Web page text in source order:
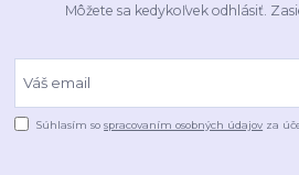
Môžete sa kedykoľvek odhlásiť.
Súhlasím sospracovaním osobných údajov za